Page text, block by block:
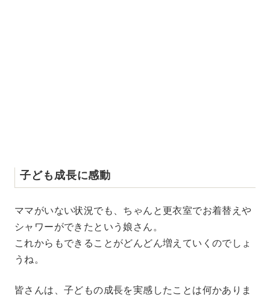
子ども成長に感動
ママがいない状況でも、ちゃんと更衣室でお着替えや
シャワーができたという娘さん。
これからもできることがどんどん増えていくのでしょ
うね。
皆さんは、子どもの成長を実感したことは何かありま